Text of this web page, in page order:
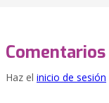
Comentarios
Haz el inicio de sesión